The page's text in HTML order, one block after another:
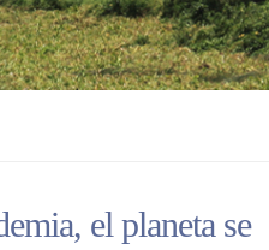
el planeta se